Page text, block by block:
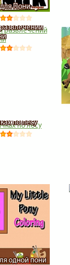
Пони
по лесу
одной пони